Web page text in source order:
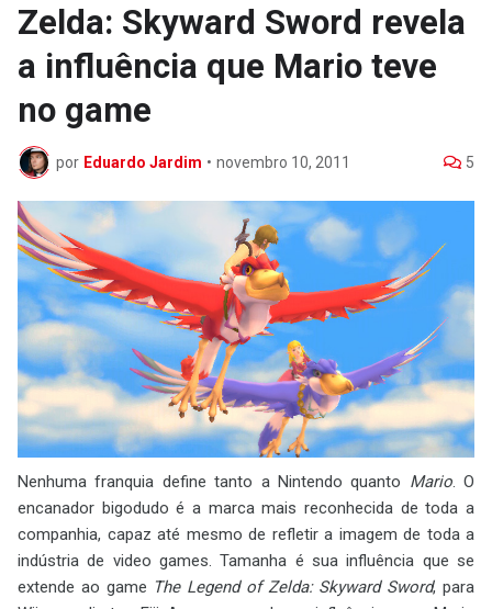
Zelda: Skyward Sword revela
a influência que Mario teve
no game
por Eduardo Jardim • novembro 10, 2011 5
Nenhuma franquia define tanto a Nintendo quanto Mario. O
encanador bigodudo é a marca mais reconhecida de toda a
companhia, capaz até mesmo de refletir a imagem de toda a
indústria de video games. Tamanha é sua influência que se
extende ao game The Legend of Zelda: Skyward Sword, para